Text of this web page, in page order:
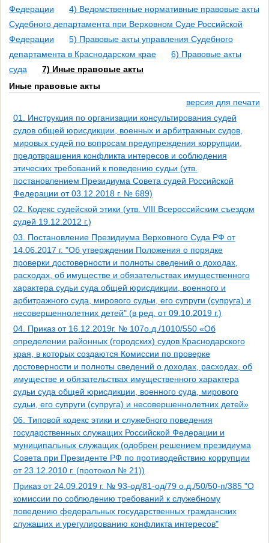
Федерации
4) Ведомственные нормативные правовые акты
Судебного департамента при Верховном Суде Российской
Федерации
5) Правовые акты управления Судебного
департамента в Краснодарском крае
6) Правовые акты
суда
7) Иные правовые акты
Иные правовые акты
версия для печати
01. Инструкция по организации консультирования судей
судов общей юрисдикции, военных и арбитражных судов,
мировых судей по вопросам предупреждения коррупции,
предотвращения конфликта интересов и соблюдения
этических требований к поведению судьи (утв.
постановлением Президиума Совета судей Российской
Федерации от 03.12.2018 г. № 689)
02. Кодекс судейской этики (утв. VIII Всероссийским съездом
судей 19.12.2012 г.)
03. Постановление Президиума Верховного Суда РФ от
14.06.2017 г. "Об утверждении Положения о порядке
проверки достоверности и полноты сведений о доходах,
расходах, об имуществе и обязательствах имущественного
характера судьи суда общей юрисдикции, военного и
арбитражного суда, мирового судьи, его супруги (супруга) и
несовершеннолетних детей" (в ред. от 09.10.2019 г.)
04. Приказ от 16.12.2019г. № 107о.д./1010/550 «Об
определении районных (городских) судов Краснодарского
края, в которых создаются Комиссии по проверке
достоверности и полноты сведений о доходах, расходах, об
имуществе и обязательствах имущественного характера
судьи суда общей юрисдикции, военного суда, мирового
судьи, его супруги (супруга) и несовершеннолетних детей»
06. Типовой кодекс этики и служебного поведения
государственных служащих Российской Федерации и
муниципальных служащих (одобрен решением президиума
Совета при Президенте РФ по противодействию коррупции
от 23.12.2010 г. (протокол № 21))
Приказ от 24.09.2019 г. № 93-од/81-од/79 о.д./50/50-п/385 "О
комиссии по соблюдению требований к служебному
поведению федеральных государственных гражданских
служащих и урегулированию конфликта интересов"